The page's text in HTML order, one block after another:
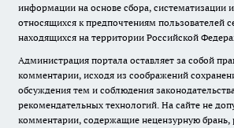
информации на основе сбора, систематизации
относящихся к предпочтениям пользователей
находящихся на территории Российской
Администрация портала оставляет за собой
комментарии, исходя из соображений
обсуждения тем и соблюдения
рекомендательных технологий. На сайте не
комментарии, содержащие нецензурную